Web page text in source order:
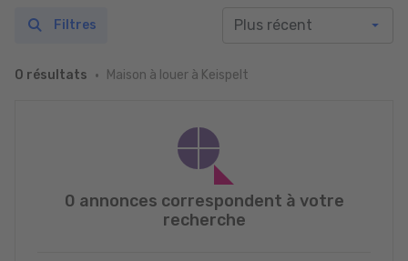
0 résultats Maison à louer à Keispelt
Filtres
0 annonces correspondent à votre
recherche